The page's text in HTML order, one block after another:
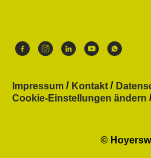
Impressum Kontakt
Cookie-Einstellungen ändern
©